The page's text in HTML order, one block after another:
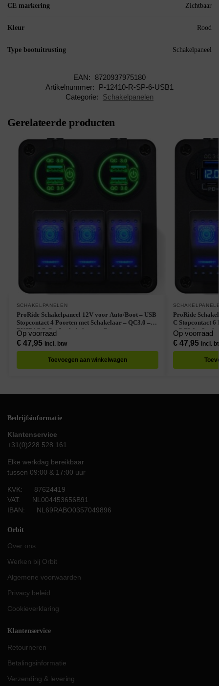
CE markering Zichtbaar
Kleur Rood
Type bootuitrusting Schakelpaneel
EAN:
8720937975180
Artikelnummer:
P-12410-R-SP-6-USB1
Categorie:
Schakelpanelen
Gerelateerde producten
SCHAKELPANELEN
ProRide Schakelpaneel 12V voor Auto/Boot – USB
Stopcontact 4 Poorten met Schakelaar – QC3.0 –
PUSB1QC-G – 3 schakelaars – Groen
Op voorraad
€47,95 Incl. btw
Toevoegen aan winkelwagen
ProRide
C Stopcontact
– QC3.0 – 3
Op voorraad
€47,95 Incl.
Bedrijfsinformatie
Klantenservice
+31(0)228 528 161
Elke werkdag bereikbaar
tussen 09:00 & 17:00 uur
KVK: 87624419
VAT: NL004453656B91
IBAN: NL69RABO0357049896
Orbit
Over ons
Werken bij Orbit
Algemene voorwaarden
Privacy beleid
Cookieverklaring
Klantenservice
Retourneren
Betalingsinformatie
Verzending & levering